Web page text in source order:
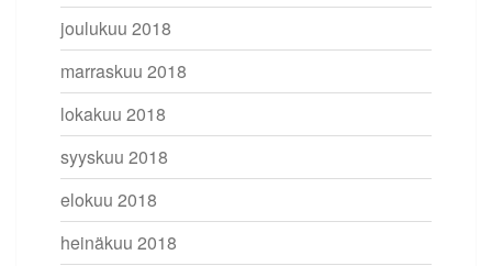
joulukuu 2018
marraskuu 2018
lokakuu 2018
syyskuu 2018
elokuu 2018
heinäkuu 2018